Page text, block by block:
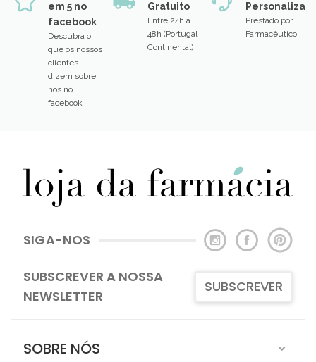
em 5 no
facebook
Descubra o
que os nossos
clientes
dizem sobre
nós no
facebook
Gratuito
Entre 24h a
48h (Portugal
Continental)
Prestado por
Farmacêutico
SIGA-NOS
SUBSCREVER A NOSSA
NEWSLETTER
SUBSCREVER
SOBRE NÓS